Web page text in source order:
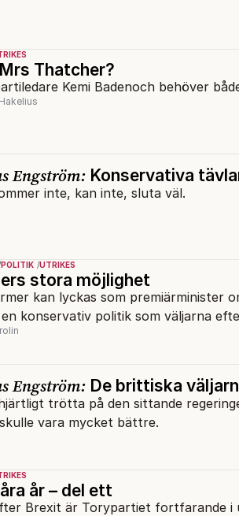
Thatcher?
Kemi Badenoch behöver
Engström: Konservativa
inte, kan inte, sluta väl.
POLITIK UTRIKES
stora möjlighet
kan lyckas som premiärminister
konservativ politik som väljarna
Engström: De brittiska
trötta på den sittande
vara mycket bättre.
år – del ett
Brexit är Torypartiet fortfarande i